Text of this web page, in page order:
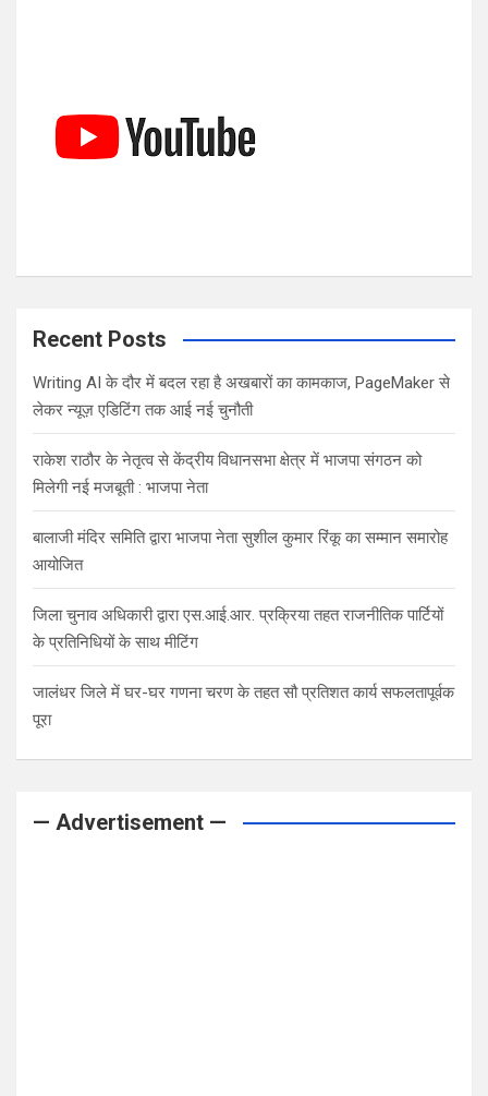
Recent Posts
Writing AI के दौर में बदल रहा है अखबारों का कामकाज, PageMaker से
लेकर न्यूज़ एडिटिंग तक आई नई चुनौती
राकेश राठौर के नेतृत्व से केंद्रीय विधानसभा क्षेत्र में भाजपा संगठन को
मिलेगी नई मजबूती : भाजपा नेता
बालाजी मंदिर समिति द्वारा भाजपा नेता सुशील कुमार रिंकू का सम्मान समारोह
आयोजित
जिला चुनाव अधिकारी द्वारा एस.आई.आर. प्रक्रिया तहत राजनीतिक पार्टियों
के प्रतिनिधियों के साथ मीटिंग
जालंधर जिले में घर-घर गणना चरण के तहत सौ प्रतिशत कार्य सफलतापूर्वक
पूरा
— Advertisement —